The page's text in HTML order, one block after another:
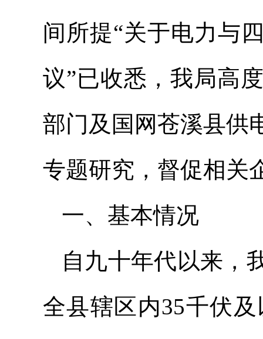
间所提“关于电力与
议”已收悉，我局高
部门及国网苍溪县供
专题研究，督促相关
一、基本情况
自九十年代以来，
全县辖区内35千伏